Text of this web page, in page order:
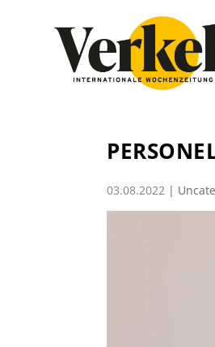
03.08.2022 |